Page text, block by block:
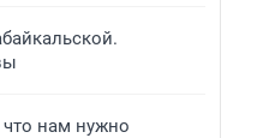
нам нужно